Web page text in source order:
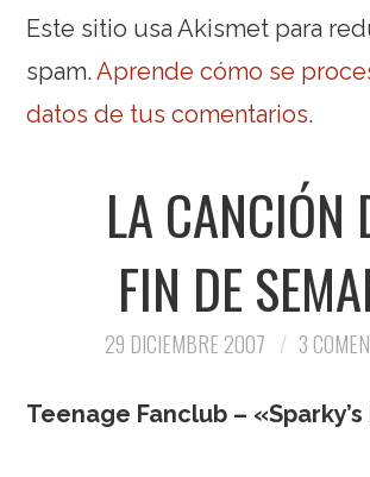
Este sitio usa Akismet para
spam.Aprende cómo se
datos de tus comentarios.
LA CANCIÓN
FIN DE
29 DICIEMBRE 2007 3
Teenage Fanclub –